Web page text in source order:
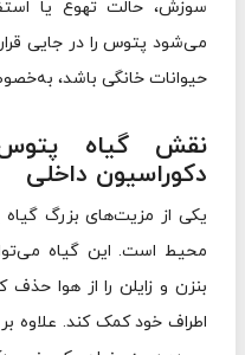
سوزش، حالت تهوع یا
می‌شود پتوس را در جایی
حیوانات خانگی باشد،
نقش گیاه
دکوراسیون داخلی
یکی از مزیت‌های بزرگ
محیط است. این گیاه
بنزن و زایلن را از هوا
اطراف خود کمک کند. علاوه